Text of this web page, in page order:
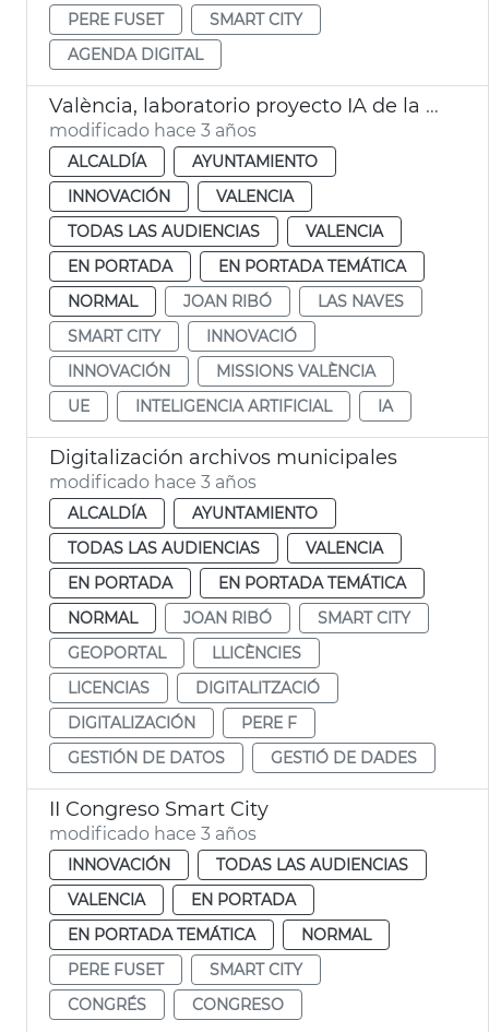
PERE FUSET
SMART CITY
AGENDA DIGITAL
València, laboratorio proyecto IA de la UE Citcom. ia
modificado hace 3 años
ALCALDÍA
AYUNTAMIENTO
INNOVACIÓN
VALENCIA
TODAS LAS AUDIENCIAS
VALENCIA
EN PORTADA
EN PORTADA TEMÁTICA
NORMAL
JOAN RIBÓ
LAS NAVES
SMART CITY
INNOVACIÓ
INNOVACIÓN
MISSIONS VALÈNCIA
UE
INTELIGENCIA ARTIFICIAL IA
Digitalización archivos municipales
modificado hace 3 años
ALCALDÍA
AYUNTAMIENTO
TODAS LAS AUDIENCIAS
VALENCIA
EN PORTADA
EN PORTADA TEMÁTICA
NORMAL
JOAN RIBÓ
SMART CITY
GEOPORTAL
LLICÈNCIES
LICENCIAS
DIGITALITZACIÓ
DIGITALIZACIÓN
PERE F
GESTIÓN DE DATOS
GESTIÓ DE DADES
II Congreso Smart City
modificado hace 3 años
INNOVACIÓN
TODAS LAS AUDIENCIAS
VALENCIA
EN PORTADA
EN PORTADA TEMÁTICA
NORMAL
PERE FUSET
SMART CITY
CONGRÉS
CONGRESO